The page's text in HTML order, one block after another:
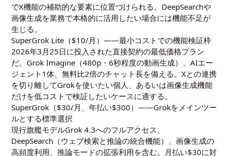
でX機能の補助的な要素に位置づけられる。DeepSearchや
画像生成を業務で本格的に活用したい場合には機能不足が
生じる。
SuperGrok Lite（$10/月）——最小コストでの機能検証枠
2026年3月25日に投入された直接契約の最低価格プラン
だ。Grok Imagine（480p・6秒程度の動画生成）、AIエー
ジェント1体、無料比2倍のチャット長を備える。Xとの連携
を切り離してGrokを使いたい個人、あるいは画像生成機能
だけを低コストで検証したいケースに適する。
SuperGrok（$30/月、年払い$300）——Grokをメインツー
ルとする標準選択
現行旗艦モデルGrok 4.3へのフルアクセス、
DeepSearch（ウェブ検索と推論の統合機能）、画像生成の
高頻度利用、推論モードの拡張利用を含む。月払い$30に対